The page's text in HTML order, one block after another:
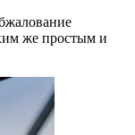
же простым и